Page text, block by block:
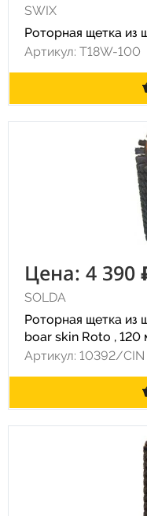
SWIX
Роторная щетка из
Артикул: T18W-100
Цена: 4 390
SOLDA
Роторная щетка из
boar skin Roto , 120
Артикул: 10392/CIN